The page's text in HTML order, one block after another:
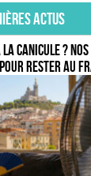
actus
canicule ? Nos
rester au